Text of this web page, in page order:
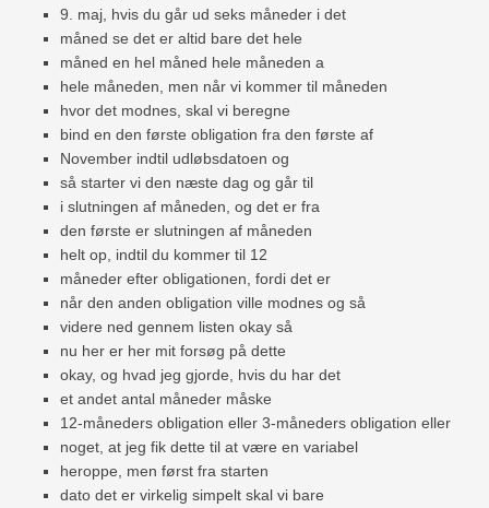
9. maj, hvis du går ud seks måneder i det
måned se det er altid bare det hele
måned en hel måned hele måneden a
hele måneden, men når vi kommer til måneden
hvor det modnes, skal vi beregne
bind en den første obligation fra den første af
November indtil udløbsdatoen og
så starter vi den næste dag og går til
i slutningen af ​​måneden, og det er fra
den første er slutningen af ​​måneden
helt op, indtil du kommer til 12
måneder efter obligationen, fordi det er
når den anden obligation ville modnes og så
videre ned gennem listen okay så
nu her er her mit forsøg på dette
okay, og hvad jeg gjorde, hvis du har det
et andet antal måneder måske
12-måneders obligation eller 3-måneders obligation eller
noget, at jeg fik dette til at være en variabel
heroppe, men først fra starten
dato det er virkelig simpelt skal vi bare